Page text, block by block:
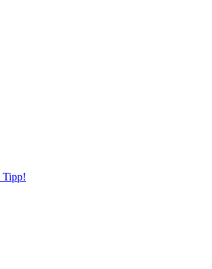
Tipp!